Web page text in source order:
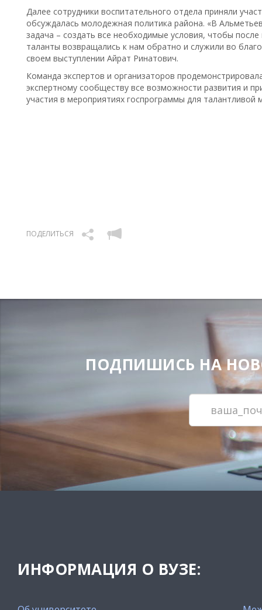
Далее сотрудники воспитательного отдела приняли
обсуждалась молодежная политика района. «В
задача – создать все необходимые условия, чтобы
таланты возвращались к нам обратно и служили во
своем выступлении Айрат Ринатович.
Команда экспертов и организаторов
экспертному сообществу все возможности развития и
участия в мероприятиях госпрограммы для талантливой
ПОДЕЛИТЬСЯ
ПОДПИШИСЬ НА
ИНФОРМАЦИЯ О ВУЗЕ: